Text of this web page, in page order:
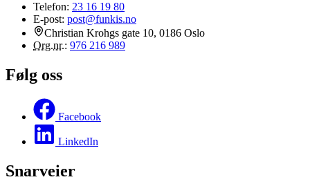
Telefon: 23 16 19 80
E-post: post@funkis.no
Christian Krohgs gate 10, 0186 Oslo
Org.nr.: 976 216 989
Følg oss
Facebook
LinkedIn
Snarveier